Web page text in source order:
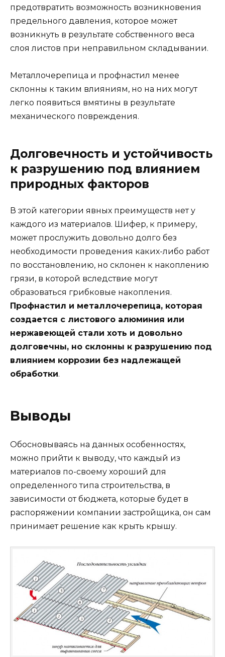
предотвратить возможность возникновения
предельного давления, которое может
возникнуть в результате собственного веса
слоя листов при неправильном складывании.
Металлочерепица и профнастил менее
склонны к таким влияниям, но на них могут
легко появиться вмятины в результате
механического повреждения.
Долговечность и устойчивость
к разрушению под влиянием
природных факторов
В этой категории явных преимуществ нет у
каждого из материалов. Шифер, к примеру,
может прослужить довольно долго без
необходимости проведения каких-либо работ
по восстановлению, но склонен к накоплению
грязи, в которой вследствие могут
образоваться грибковые накопления.
Профнастил и металлочерепица, которая
создается с листового алюминия или
нержавеющей стали хоть и довольно
долговечны, но склонны к разрушению под
влиянием коррозии без надлежащей
обработки.
Выводы
Обосновываясь на данных особенностях,
можно прийти к выводу, что каждый из
материалов по-своему хороший для
определенного типа строительства, в
зависимости от бюджета, которые будет в
распоряжении компании застройщика, он сам
принимает решение как крыть крышу.